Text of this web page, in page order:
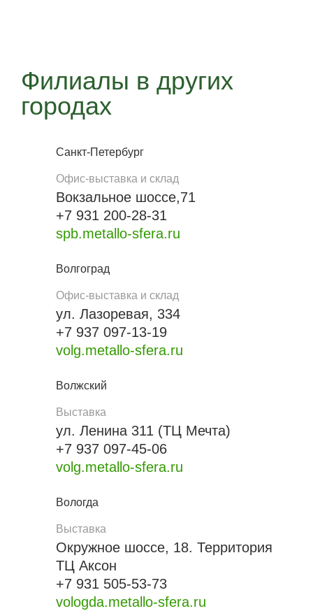
Филиалы в других
городах
Санкт-Петербург
Офис-выставка и склад
Вокзальное шоссе,71
+7 931 200-28-31
spb.metallo-sfera.ru
Волгоград
Офис-выставка и склад
ул. Лазоревая, 334
+7 937 097-13-19
volg.metallo-sfera.ru
Волжский
Выставка
ул. Ленина 311 (ТЦ Мечта)
+7 937 097-45-06
volg.metallo-sfera.ru
Вологда
Выставка
Окружное шоссе, 18. Территория
ТЦ Аксон
+7 931 505-53-73
vologda.metallo-sfera.ru